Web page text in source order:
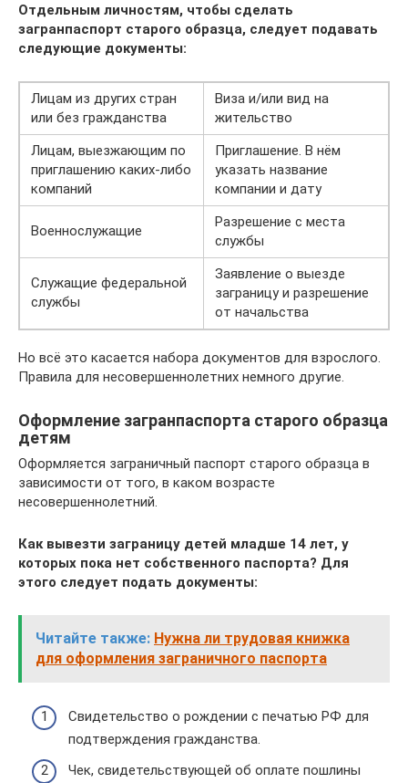
Отдельным личностям, чтобы сделать
загранпаспорт старого образца, следует подавать
следующие документы:
Лицам из других стран
или без гражданства
Виза и/или вид на
жительство
Лицам, выезжающим по
приглашению каких-либо
компаний
Приглашение. В нём
указать название
компании и дату
Военнослужащие
Разрешение с места
службы
Служащие федеральной
службы
Заявление о выезде
заграницу и разрешение
от начальства
Но всё это касается набора документов для взрослого.
Правила для несовершеннолетних немного другие.
Оформление загранпаспорта старого образца
детям
Оформляется заграничный паспорт старого образца в
зависимости от того, в каком возрасте
несовершеннолетний.
Как вывезти заграницу детей младше 14 лет, у
которых пока нет собственного паспорта? Для
этого следует подать документы:
Читайте также: Нужна ли трудовая книжка
для оформления заграничного паспорта
Свидетельство о рождении с печатью РФ для
подтверждения гражданства.
Чек, свидетельствующей об оплате пошлины